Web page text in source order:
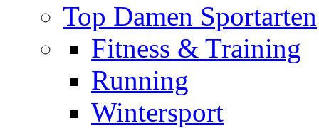
Top Damen Sportarten
Fitness & Training
Running
Wintersport